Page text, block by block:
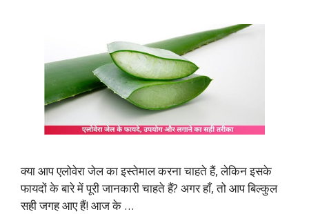
क्या आप एलोवेरा जेल का इस्तेमाल करना चाहते हैं, लेकिन इसके
फायदों के बारे में पूरी जानकारी चाहते हैं? अगर हाँ, तो आप बिल्कुल
सही जगह आए हैं! आज के …